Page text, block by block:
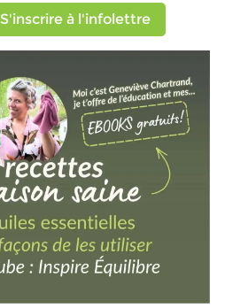
S'inscrire à l'infolettre